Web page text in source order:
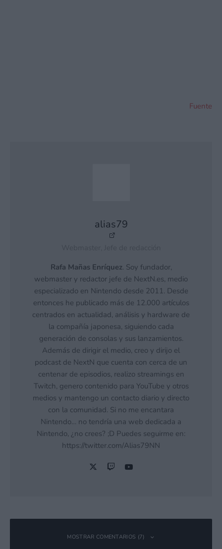
Fuente
alias79
Rafa Mañas Enríquez. Soy fundador,
webmaster y redactor jefe de NextN.es, medio
especializado en Nintendo desde 2011. Desde
entonces he publicado más de 12.000 artículos
centrados en actualidad, análisis y hardware de
la compañía japonesa, siguiendo cada
generación de consolas y sus lanzamientos.
Además de dirigir el medio, creo y dirijo el
podcast de NextN que cuenta con cerca de un
centenar de episodios, realizo streamings en
Twitch, genero contenido para YouTube y otros
medios y mantengo un contacto diario y directo
con la comunidad. Si no me encantara
Nintendo… no tendría una web dedicada a
Nintendo, ¿no crees? ;D Puedes seguirme en:
https://twitter.com/Alias79NN
MOSTRAR COMENTARIOS (7)